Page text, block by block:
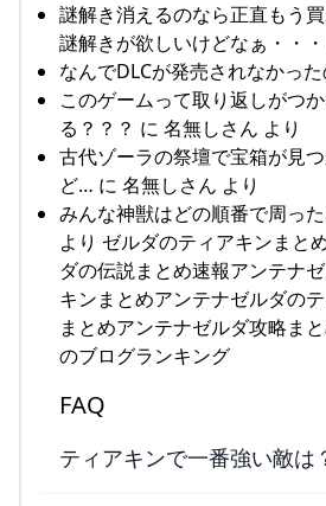
謎解き消えるのなら正直もう
謎解きが欲しいけどなぁ・・
なんでDLCが発売されなかっ
このゲームって取り返しがつ
る？？？ に 名無しさん より
古代ゾーラの祭壇で宝箱が見
ど… に 名無しさん より
みんな神獣はどの順番で周っ
より ゼルダのティアキンまと
ダの伝説まとめ速報アンテナ
キンまとめアンテナゼルダの
まとめアンテナゼルダ攻略ま
のブログランキング
FAQ
ティアキンで一番強い敵は